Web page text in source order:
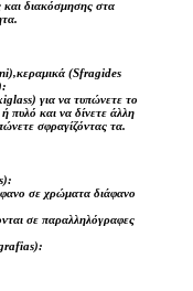
και διακόσμησης στα
(Sfragides
για να τυπώνετε το
πυλό και να δίνετε άλλη
σφραγίζόντας τα.
σε χρώματα διάφανο
σε παραλληλόγραφες